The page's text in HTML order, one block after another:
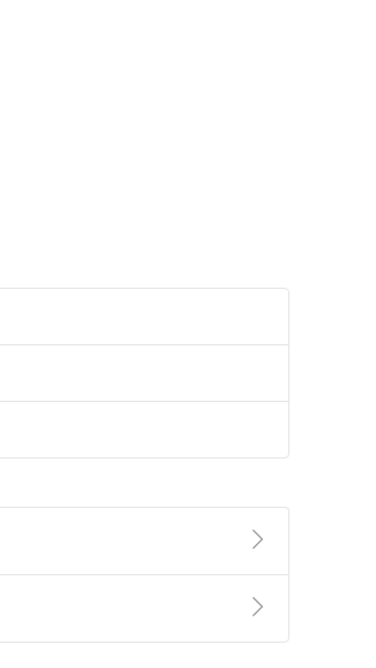
下手的人
單易懂的養生概念，跟著中醫
動、好好按摩
戰！本書很適合當作新年之書、
，「非以有形媒介提供之數位